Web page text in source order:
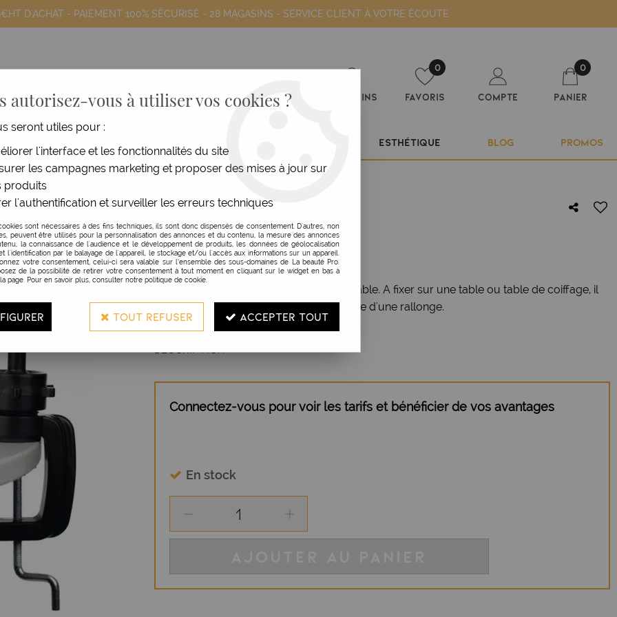
D'ACHAT - PAIEMENT 100% SÉCURISÉ - 28 MAGASINS - SERVICE CLIENT À VOTRE ÉCOUTE
Magasins
0
Favoris Compte
0
Panier
ESTHÉTIQUE BLOG PROMOS
Etau Plastique Universel
EXALTO PROFESSIONNEL
ETAU PLASTIQUE UNIVERSEL
Réf. :121088
Etau plastique Réglable pour tête malléable. A fixer sur une table ou table de coiffage, il
s'adapte et se règle en hauteur et dispose d'une rallonge.
DESCRIPTION
Connectez-vous pour voir les tarifs et bénéficier de vos avantages
En stock
autorisez-vous à utiliser vos cookies ?
seront utiles pour :
l'interface et les fonctionnalités du site
les campagnes marketing et proposer des mises à jour sur
produits
l'authentification et surveiller les erreurs techniques
sont nécessaires à des fins techniques, ils sont donc dispensés de consentement. D'autres, non
peuvent être utilisés pour la personnalisation des annonces et du contenu, la mesure des annonces
la connaissance de l'audience et le développement de produits, les données de géolocalisation
l'identification par le balayage de l'appareil, le stockage et/ou l'accès aux informations sur un appareil.
votre consentement, celui-ci sera valable sur l’ensemble des sous-domaines de La beauté Pro.
de la possibilité de retirer votre consentement à tout moment en cliquant sur le widget en bas à
page. Pour en savoir plus, consulter notre politique de cookie.
TOUT REFUSER ACCEPTER TOUT